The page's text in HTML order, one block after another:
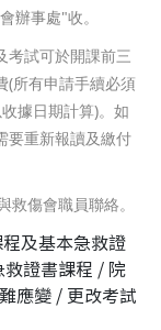
辦事處"收。
考試可於開課前三
(所有申請手續必須
據日期計算)。如
要重新報讀及繳付
傷會職員聯絡。
及基本急救證
證書課程 / 院
應變 / 更改考試